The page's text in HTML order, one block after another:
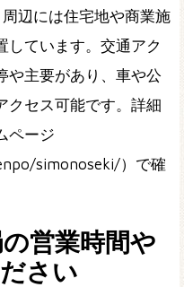
辺には住宅地や商業施
しています。交通アク
や主要があり、車や公
クセス可能です。詳細
ページ
simonoseki/）で確
営業時間や
さい